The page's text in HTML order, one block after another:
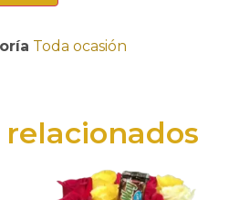
Toda ocasión